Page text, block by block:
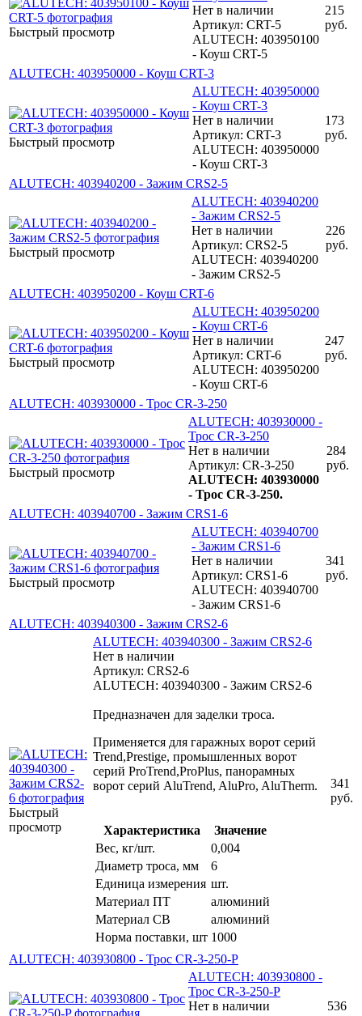
Быстрый просмотр
Нет в наличии
Артикул: CRT-5
ALUTECH: 403950100
- Коуш CRT-5
215
руб.
ALUTECH: 403950000 - Коуш CRT-3
Быстрый просмотр
ALUTECH: 403950000
- Коуш CRT-3
Нет в наличии
Артикул: CRT-3
ALUTECH: 403950000
- Коуш CRT-3
173
руб.
ALUTECH: 403940200 - Зажим CRS2-5
Быстрый просмотр
ALUTECH: 403940200
- Зажим CRS2-5
Нет в наличии
Артикул: CRS2-5
ALUTECH: 403940200
- Зажим CRS2-5
226
руб.
ALUTECH: 403950200 - Коуш CRT-6
Быстрый просмотр
ALUTECH: 403950200
- Коуш CRT-6
Нет в наличии
Артикул: CRT-6
ALUTECH: 403950200
- Коуш CRT-6
247
руб.
ALUTECH: 403930000 - Трос CR-3-250
Быстрый просмотр
ALUTECH: 403930000 -
Трос CR-3-250
Нет в наличии
Артикул: CR-3-250
ALUTECH: 403930000
- Трос CR-3-250.
284
руб.
ALUTECH: 403940700 - Зажим CRS1-6
Быстрый просмотр
ALUTECH: 403940700
- Зажим CRS1-6
Нет в наличии
Артикул: CRS1-6
ALUTECH: 403940700
- Зажим CRS1-6
341
руб.
ALUTECH: 403940300 - Зажим CRS2-6
Быстрый
просмотр
ALUTECH: 403940300 - Зажим CRS2-6
Нет в наличии
Артикул: CRS2-6
ALUTECH: 403940300 - Зажим CRS2-6
Предназначен для заделки троса.
Применяется для гаражных ворот серий
Trend,Prestige, промышленных ворот
серий ProTrend,ProPlus, панорамных
ворот серий AluTrend, AluPro, AluTherm.
Характеристика
Значение
Вес, кг/шт.
0,004
Диаметр троса, мм
6
Единица измерения шт.
Материал ПТ
алюминий
Материал СВ
алюминий
Норма поставки, шт 1000
341
руб.
ALUTECH: 403930800 - Трос CR-3-250-P
ALUTECH: 403930800 -
Трос CR-3-250-P
Нет в наличии
536